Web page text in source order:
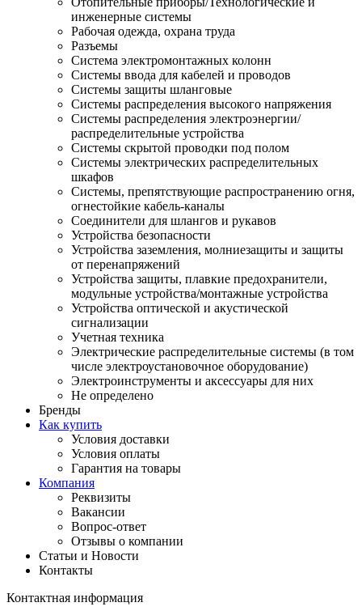
инженерные системы
Рабочая одежда, охрана труда
Разъемы
Система электромонтажных колонн
Системы ввода для кабелей и проводов
Системы защиты шланговые
Системы распределения высокого напряжения
Системы распределения электроэнергии/
распределительные устройства
Системы скрытой проводки под полом
Системы электрических распределительных
шкафов
Системы, препятствующие распространению огня,
огнестойкие кабель-каналы
Соединители для шлангов и рукавов
Устройства безопасности
Устройства заземления, молниезащиты и защиты
от перенапряжений
Устройства защиты, плавкие предохранители,
модульные устройства/монтажные устройства
Устройства оптической и акустической
сигнализации
Учетная техника
Электрические распределительные системы (в том
числе электроустановочное оборудование)
Электроинструменты и аксессуары для них
Не определено
Бренды
Как купить
Условия доставки
Условия оплаты
Гарантия на товары
Компания
Реквизиты
Вакансии
Вопрос-ответ
Отзывы о компании
Статьи и Новости
Контакты
Контактная информация